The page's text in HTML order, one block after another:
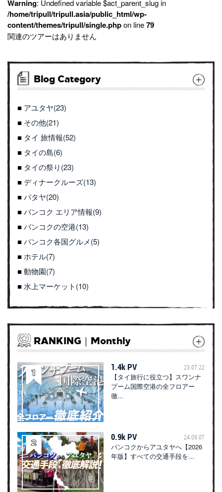
Warning: Undefined variable $act_parent_slug in
/home/tripull/tripull.asia/public_html/wp-
content/themes/tripull/single.phpon line79
関連のツアーはありません
Blog Category
アユタヤ(23)
その他(21)
タイ 旅情報(52)
タイの島(6)
タイの祭り(23)
ディナークルーズ(13)
パタヤ(20)
バンコク エリア情報(9)
バンコクの空港(13)
バンコク各国グルメ(5)
ホテル(7)
動物園(7)
水上マーケット(10)
RANKING｜Monthly
1.4k PV 23.07.22
【タイ旅行に役立つ】スワンナ
プーム国際空港の全フロアー
徹...
0.9k PV 24.09.07
バンコクからアユタヤへ【2026
年版】すべての交通手段を...